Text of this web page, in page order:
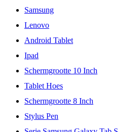
Samsung
Lenovo
Android Tablet
Ipad
Schermgrootte 10 Inch
Tablet Hoes
Schermgrootte 8 Inch
Stylus Pen